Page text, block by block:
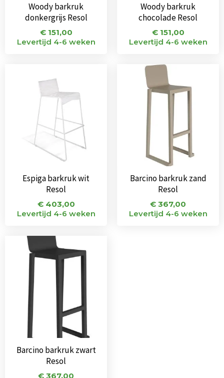
Woody barkruk
donkergrijs Resol
€151,00
Levertijd 4-6 weken
Woody barkruk
chocolade Resol
€151,00
Levertijd 4-6 weken
Espiga barkruk wit
Resol
€403,00
Levertijd 4-6 weken
Barcino barkruk zand
Resol
€ 367,00
Levertijd 4-6 weken
Barcino barkruk zwart
Resol
€ 367,00